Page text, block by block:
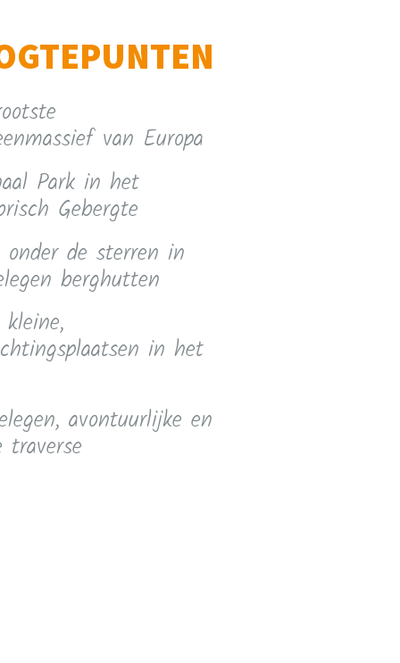
van Europa
Park in het
Gebergte
onder de sterren in
berghutten
in het
avontuurlijke en
traverse